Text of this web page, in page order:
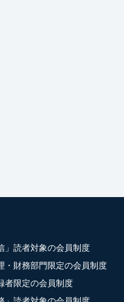
」読者対象の会員制度
・財務部門限定の会員制度
者限定の会員制度